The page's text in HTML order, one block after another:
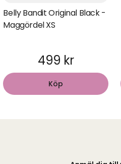
Belly Bandit Original Black -
Maggördel XS
499 kr
Köp